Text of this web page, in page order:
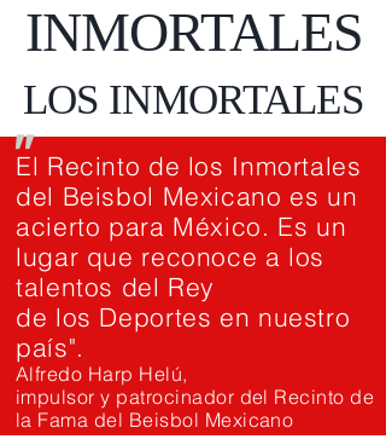
INMORTALES
LOS INMORTALES
El Recinto de los Inmortales
del Beisbol Mexicano es un
acierto para México. Es un
lugar que reconoce a los
talentos del Rey
de los Deportes en nuestro
país".
Alfredo Harp Helú,
impulsor y patrocinador del Recinto de
la Fama del Beisbol Mexicano
"